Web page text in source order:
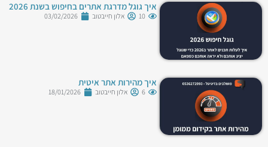
איך גוגל מדרגת אתרים בחיפוש בשנת 2026
10 אלון חייבטוב 03/02/2026
איך מהירות אתר איטית
6 אלון חייבטוב 18/01/2026